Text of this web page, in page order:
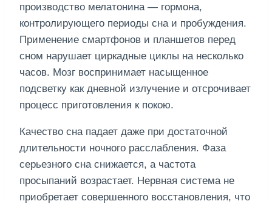
производство мелатонина — гормона,
контролирующего периоды сна и пробуждения.
Применение смартфонов и планшетов перед
сном нарушает циркадные циклы на несколько
часов. Мозг воспринимает насыщенное
подсветку как дневной излучение и отсрочивает
процесс приготовления к покою.
Качество сна падает даже при достаточной
длительности ночного расслабления. Фаза
серьезного сна снижается, а частота
просыпаний возрастает. Нервная система не
приобретает совершенного восстановления, что